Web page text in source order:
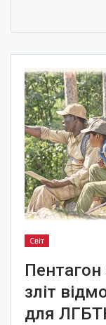
Світ
зліт
для